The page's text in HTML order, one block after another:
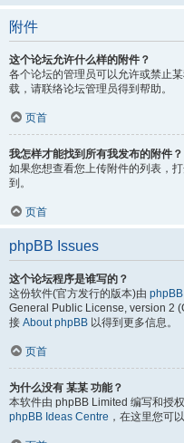
附件
这个论坛允许什么样的附件？
各个论坛的管理员可以允许或禁止
载，请联络论坛管理员得到帮助。
页首
我怎样才能找到所有我发布的附件？
如果您想查看您上传附件的列表，
到。
页首
phpBB Issues
这个论坛程序是谁写的？
这份软件(官方发行的版本)由
General Public License, version 2
接 About phpBB 以得到更多信息。
页首
为什么没有 某某 功能？
本软件由 phpBB Limited 编写和授
phpBB Ideas Centre ，在这里您可